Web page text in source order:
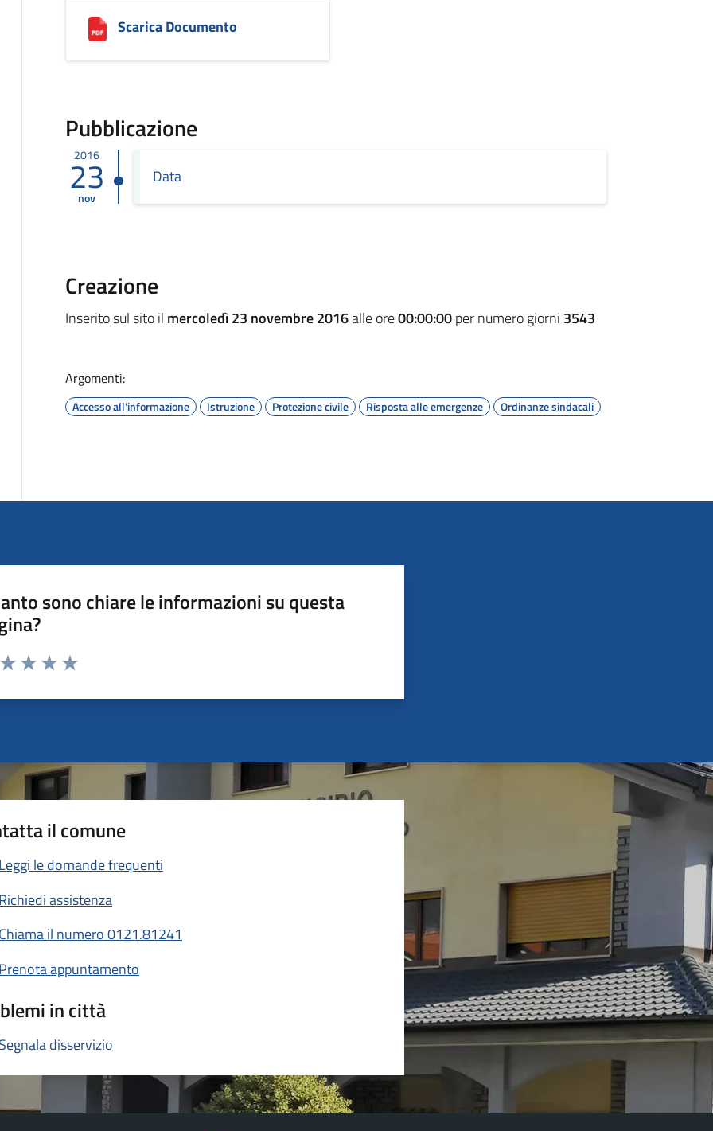
Scarica Documento
Pubblicazione
2016
23
nov
Data
Creazione
Inserito sul sito il mercoledì 23 novembre 2016alle ore00:00:00per numero giorni 3543
Argomenti:
Accesso all'informazione Istruzione Protezione civile Risposta alle emergenze Ordinanze sindacali
sono chiare le informazioni su questa
da 1 a 5 stelle la pagina
il comune
Leggi le domande frequenti
Richiedi assistenza
Chiama il numero 0121.81241
Prenota appuntamento
in città
Segnala disservizio